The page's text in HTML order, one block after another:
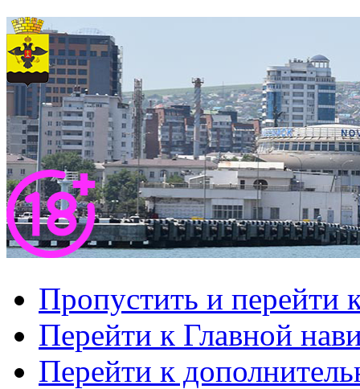
Пропустить и перейти
Перейти к Главной
Перейти к